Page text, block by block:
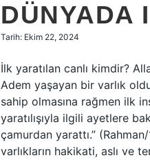
DÜNYADA
Tarih: Ekim 22, 2024
İlk yaratılan canlı kimdir?
Adem yaşayan bir varlık
sahip olmasına rağmen ilk
yaratılışıyla ilgili ayetlere
çamurdan yarattı.”
varlıkların hakikati, aslı ve